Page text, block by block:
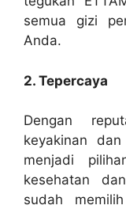
semua gizi
Anda.
2. Tepercaya
Dengan
keyakinan
menjadi
kesehatan
sudah